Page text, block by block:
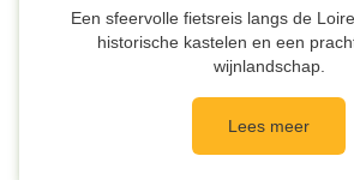
Een sfeervolle fietsreis langs de
historische kastelen en een
wijnlandschap.
Lees meer